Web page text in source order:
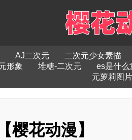
AJ二次元 二次元少女素描
形象 堆糖-二次元 es是什么
元萝莉图片
樱花动漫】